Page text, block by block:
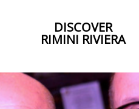
DISCOVER
RIMINI RIVIERA